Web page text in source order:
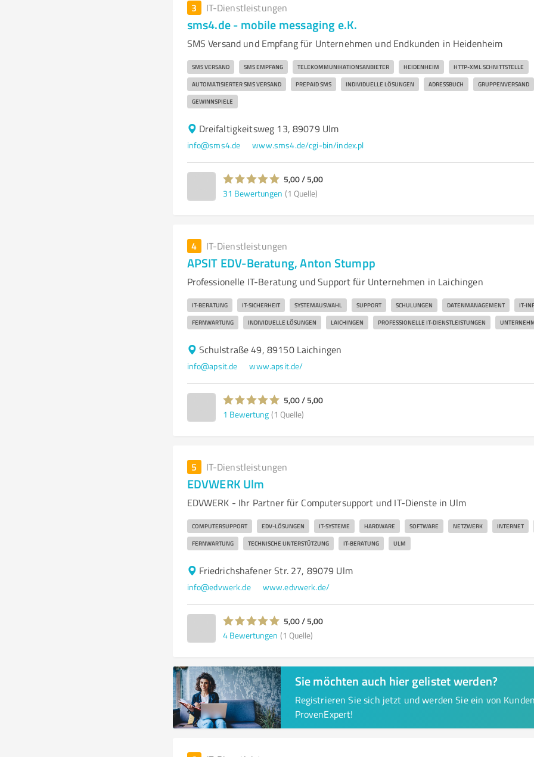
3 IT-Dienstleistungen
sms4.de - mobile messaging e.K.
SMS Versand und Empfang für Unternehmen und Endkunden in Heidenheim
SMS VERSAND SMS EMPFANG TELEKOMMUNIKATIONSANBIETER HEIDENHEIM HTTP-XML SCHNITTSTELLE
AUTOMATISIERTER SMS VERSAND PREPAID SMS INDIVIDUELLE LÖSUNGEN ADRESSBUCH GRUPPENVERSAND
GEWINNSPIELE
Dreifaltigkeitsweg 13, 89079 Ulm
info@sms4.de www.sms4.de/cgi-bin/index.pl
5,00 / 5,00
31 Bewertungen (1 Quelle)
4 IT-Dienstleistungen
APSIT EDV-Beratung, Anton Stumpp
Professionelle IT-Beratung und Support für Unternehmen in Laichingen
IT-BERATUNG IT-SICHERHEIT SYSTEMAUSWAHL SUPPORT SCHULUNGEN DATENMANAGEMENT IT-
FERNWARTUNG INDIVIDUELLE LÖSUNGEN LAICHINGEN PROFESSIONELLE IT-DIENSTLEISTUNGEN
Schulstraße 49, 89150 Laichingen
info@apsit.de www.apsit.de/
5,00 / 5,00
1 Bewertung (1 Quelle)
5 IT-Dienstleistungen
EDVWERK Ulm
EDVWERK - Ihr Partner für Computersupport und IT-Dienste in Ulm
COMPUTERSUPPORT EDV-LÖSUNGEN IT-SYSTEME HARDWARE SOFTWARE NETZWERK INTERNET
FERNWARTUNG TECHNISCHE UNTERSTÜTZUNG IT-BERATUNG ULM
Friedrichshafener Str. 27, 89079 Ulm
info@edvwerk.de www.edvwerk.de/
5,00 / 5,00
4 Bewertungen (1 Quelle)
Sie möchten auch hier gelistet werden?
Registrieren Sie sich jetzt und werden Sie ein von
ProvenExpert!